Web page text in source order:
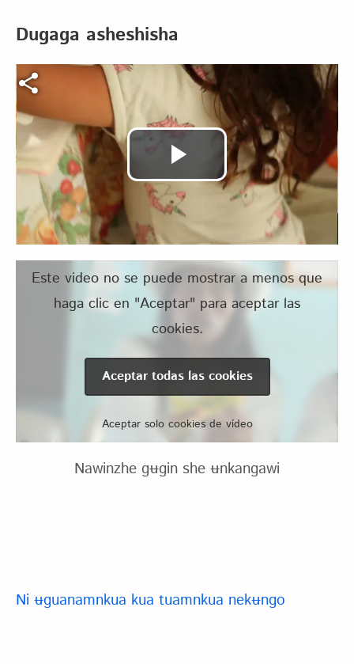
Archivo de vídeo
Reproducir
Vídeo
Dugaga asheshisha
Este video no se puede mostrar a menos que
haga clic en "Aceptar" para aceptar las
cookies.
Aceptar todas las cookies
Aceptar solo cookies de vídeo
Nawinzhe gʉgin she ʉnkangawi
Ni ʉguanamnkua kua tuamnkua nekʉngo